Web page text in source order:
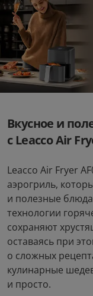
Вкусное и
с Leacco Air
Leacco Air Fryer
аэрогриль,
и полезные
технологии
сохраняют
оставаясь при
о сложных
кулинарные
и просто.